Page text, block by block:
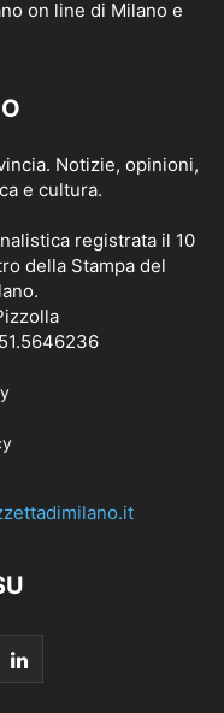
Notizie, opinioni,
e cultura.
registrata il 10
della Stampa del